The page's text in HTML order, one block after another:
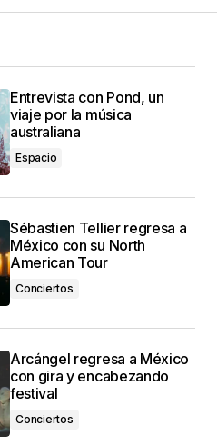
GUTS World Tour
Entrevista con Pond, un
viaje por la música
australiana
Espacio
Sébastien Tellier regresa a
México con su North
American Tour
Conciertos
Arcángel regresa a México
con gira y encabezando
festival
Conciertos